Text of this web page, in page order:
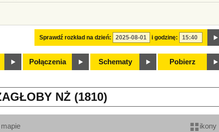
Sprawdź rozkład na dzień: i godzinę:
Połączenia Schematy Pobierz
NŻ (1810)
ikony